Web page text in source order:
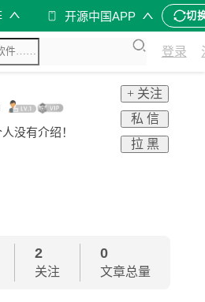
开源中国APP 切
登录
没有介绍！
+ 关注
私 信
拉 黑
2
关注
0
文章总量